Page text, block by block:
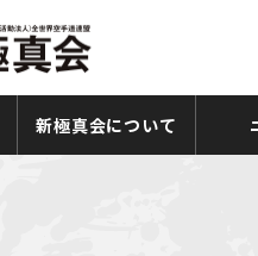
新極真会について